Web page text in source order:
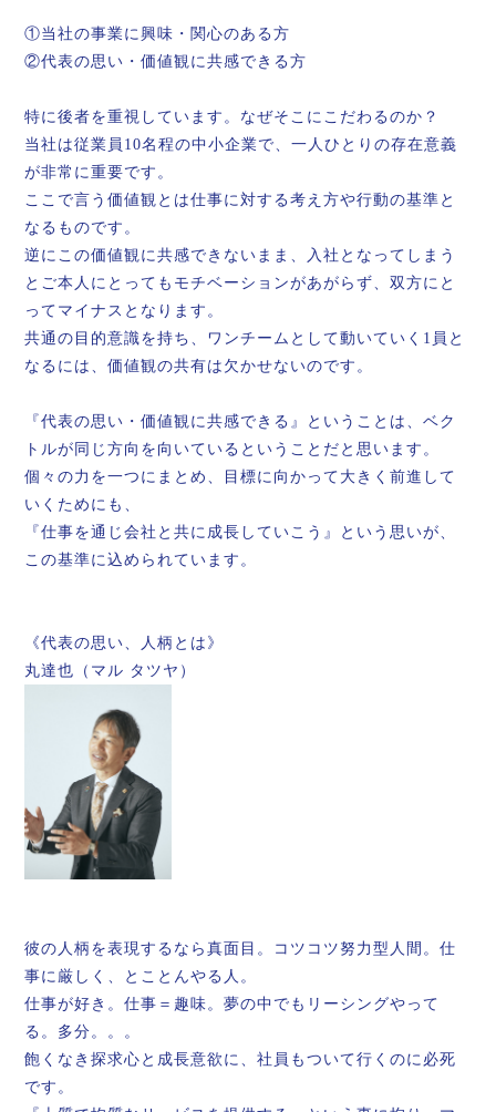
①当社の事業に興味・関心のある方
②代表の思い・価値観に共感できる方
特に後者を重視しています。なぜそこにこだわるのか？
当社は従業員10名程の中小企業で、一人ひとりの存在意義
が非常に重要です。
ここで言う価値観とは仕事に対する考え方や行動の基準と
なるものです。
逆にこの価値観に共感できないまま、入社となってしまう
とご本人にとってもモチベーションがあがらず、双方にと
ってマイナスとなります。
共通の目的意識を持ち、ワンチームとして動いていく1員と
なるには、価値観の共有は欠かせないのです。
『代表の思い・価値観に共感できる』ということは、ベク
トルが同じ方向を向いているということだと思います。
個々の力を一つにまとめ、目標に向かって大きく前進して
いくためにも、
『仕事を通じ会社と共に成長していこう』という思いが、
この基準に込められています。
《代表の思い、人柄とは》
丸達也（マル タツヤ）
彼の人柄を表現するなら真面目。コツコツ努力型人間。仕
事に厳しく、とことんやる人。
仕事が好き。仕事＝趣味。夢の中でもリーシングやって
る。多分。。。
飽くなき探求心と成長意欲に、社員もついて行くのに必死
です。